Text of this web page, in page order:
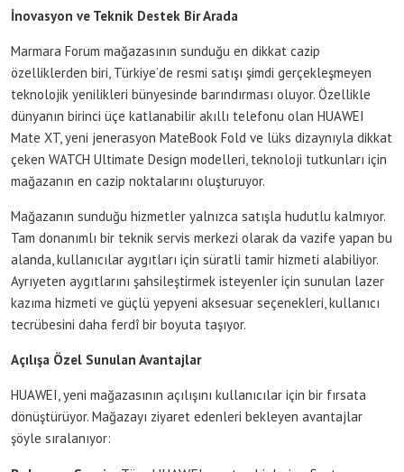
İnovasyon ve Teknik Destek Bir Arada
Marmara Forum mağazasının sunduğu en dikkat cazip
özelliklerden biri, Türkiye’de resmi satışı şimdi gerçekleşmeyen
teknolojik yenilikleri bünyesinde barındırması oluyor. Özellikle
dünyanın birinci üçe katlanabilir akıllı telefonu olan HUAWEI
Mate XT, yeni jenerasyon MateBook Fold ve lüks dizaynıyla dikkat
çeken WATCH Ultimate Design modelleri, teknoloji tutkunları için
mağazanın en cazip noktalarını oluşturuyor.
Mağazanın sunduğu hizmetler yalnızca satışla hudutlu kalmıyor.
Tam donanımlı bir teknik servis merkezi olarak da vazife yapan bu
alanda, kullanıcılar aygıtları için süratli tamir hizmeti alabiliyor.
Ayrıyeten aygıtlarını şahsileştirmek isteyenler için sunulan lazer
kazıma hizmeti ve güçlü yepyeni aksesuar seçenekleri, kullanıcı
tecrübesini daha ferdî bir boyuta taşıyor.
Açılışa Özel Sunulan Avantajlar
HUAWEI, yeni mağazasının açılışını kullanıcılar için bir fırsata
dönüştürüyor. Mağazayı ziyaret edenleri bekleyen avantajlar
şöyle sıralanıyor: